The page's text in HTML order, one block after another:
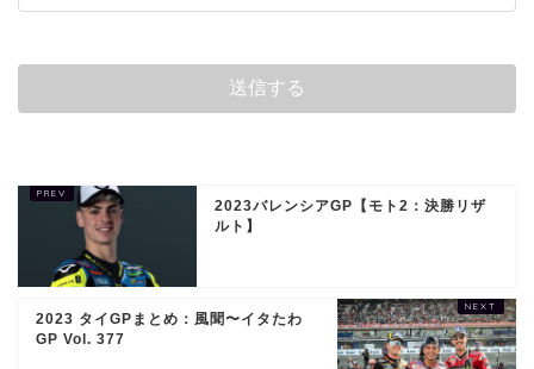
2023バレンシアGP【モト2：決勝リザ
ルト】
2023 タイGPまとめ：風聞〜イタたわ
GP Vol. 377